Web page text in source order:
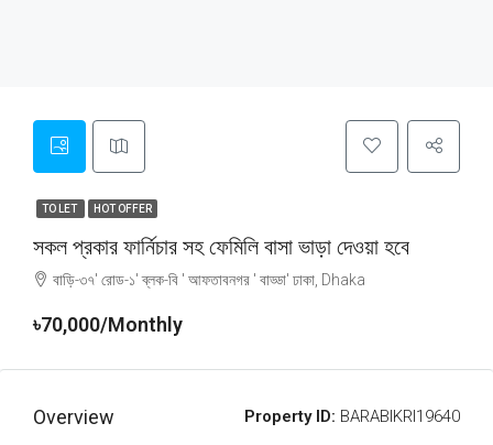
TO LET HOT OFFER
সকল প্রকার ফার্নিচার সহ ফেমিলি বাসা ভাড়া দেওয়া হবে
বাড়ি-৩৭' রোড-১' ব্লক-বি ' আফতাবনগর ' বাড্ডা' ঢাকা, Dhaka
৳70,000/Monthly
Overview Property ID: BARABIKRI19640